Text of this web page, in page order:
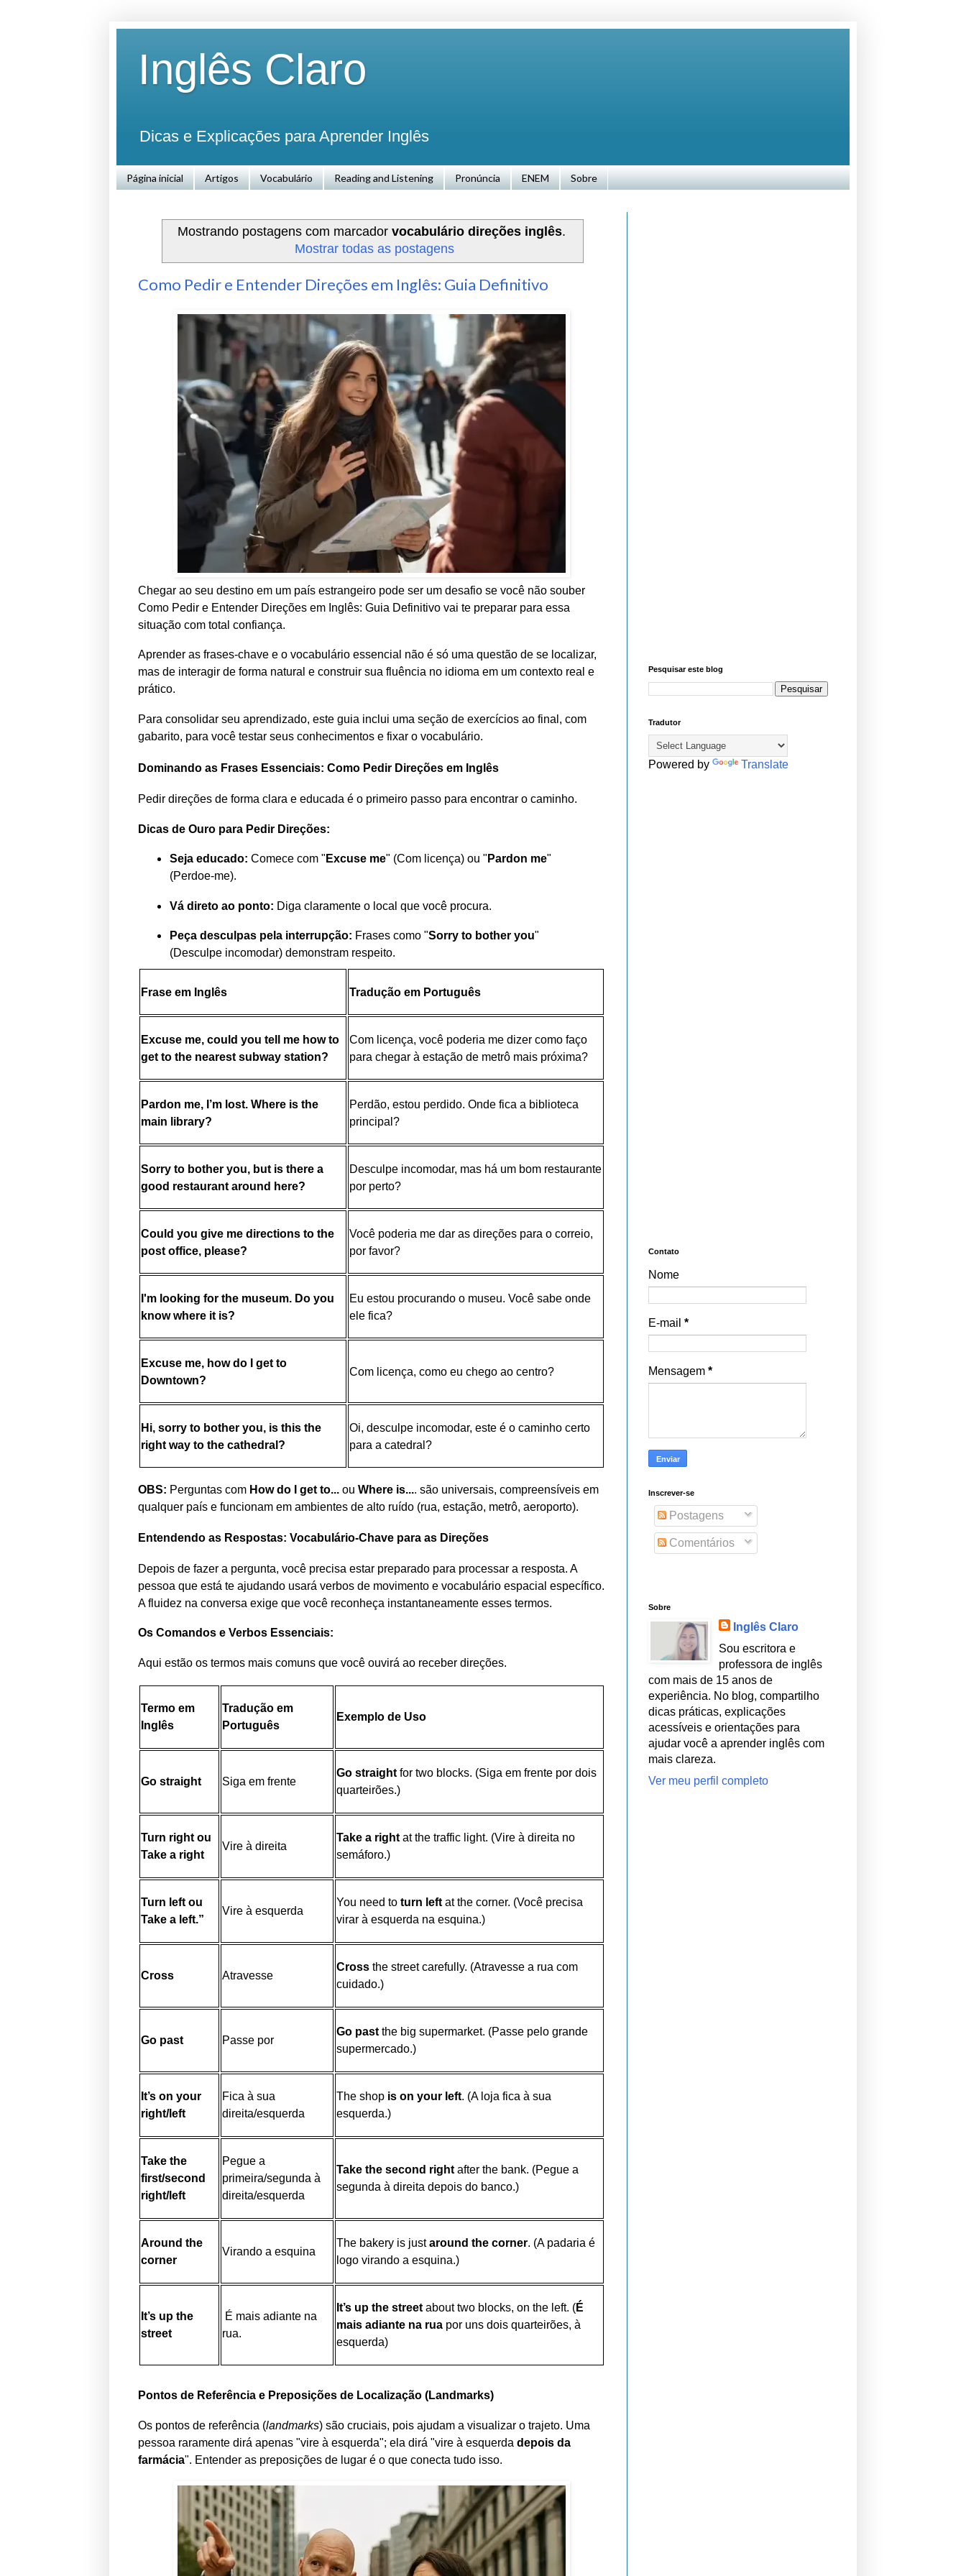
Inglês Claro
Dicas e Explicações para Aprender Inglês
Página inicial Artigos Vocabulário Reading and Listening Pronúncia ENEM Sobre
Mostrando postagens com marcador vocabulário direções inglês.
Mostrar todas as postagens
Como Pedir e Entender Direções em Inglês: Guia Definitivo
Chegar ao seu destino em um país estrangeiro pode ser um desafio se você não souber
Como Pedir e Entender Direções em Inglês: Guia Definitivo vai te preparar para essa
situação com total confiança.
Aprender as frases-chave e o vocabulário essencial não é só uma questão de se localizar,
mas de interagir de forma natural e construir sua fluência no idioma em um contexto real e
prático.
Para consolidar seu aprendizado, este guia inclui uma seção de exercícios ao final, com
gabarito, para você testar seus conhecimentos e fixar o vocabulário.
Dominando as Frases Essenciais: Como Pedir Direções em Inglês
Pedir direções de forma clara e educada é o primeiro passo para encontrar o caminho.
Dicas de Ouro para Pedir Direções:
Seja educado: Comece com " Excuse me" (Com licença) ou " Pardon me"
(Perdoe-me).
Vá direto ao ponto: Diga claramente o local que você procura.
Peça desculpas pela interrupção: Frases como "Sorry to bother you"
(Desculpe incomodar) demonstram respeito.
Frase em Inglês Tradução em Português
Excuse me, could you tell me how to
get to the nearest subway station?
Com licença, você poderia me dizer como faço
para chegar à estação de metrô mais próxima?
Pardon me, I’m lost. Where is the
main library?
Perdão, estou perdido. Onde fica a biblioteca
principal?
Sorry to bother you, but is there a
good restaurant around here?
Desculpe incomodar, mas há um bom restaurante
por perto?
Could you give me directions to the
post office, please?
Você poderia me dar as direções para o correio,
por favor?
I'm looking for the museum. Do you
know where it is?
Eu estou procurando o museu. Você sabe onde
ele fica?
Excuse me, how do I get to
Downtown?
Com licença, como eu chego ao centro?
Hi, sorry to bother you, is this the
right way to the cathedral?
Oi, desculpe incomodar, este é o caminho certo
para a catedral?
OBS: Perguntas com How do I get to... ou Where is.... são universais, compreensíveis em
qualquer país e funcionam em ambientes de alto ruído (rua, estação, metrô, aeroporto).
Entendendo as Respostas: Vocabulário-Chave para as Direções
Depois de fazer a pergunta, você precisa estar preparado para processar a resposta. A
pessoa que está te ajudando usará verbos de movimento e vocabulário espacial específico.
A fluidez na conversa exige que você reconheça instantaneamente esses termos.
Os Comandos e Verbos Essenciais:
Aqui estão os termos mais comuns que você ouvirá ao receber direções.
Termo em
Inglês
Tradução em
Português
Exemplo de Uso
Go straight Siga em frente
Go straightfor two blocks. (Siga em frente por dois
quarteirões.)
Turn right ou
Take a right
Vire à direita
Take a rightat the traffic light. (Vire à direita no
semáforo.)
Turn left ou
Take a left.”
Vire à esquerda
You need toturn leftat the corner. (Você precisa
virar à esquerda na esquina.)
Cross Atravesse
Cross the street carefully. (Atravesse a rua com
cuidado.)
Go past Passe por
Go pastthe big supermarket. (Passe pelo grande
supermercado.)
It’s on your
right/left
Fica à sua
direita/esquerda
The shop is on your left. (A loja fica à sua
esquerda.)
Take the
first/second
right/left
Pegue a
primeira/segunda à
direita/esquerda
Take the second rightafter the bank. (Pegue a
segunda à direita depois do banco.)
Around the
corner
Virando a esquina
The bakery is justaround the corner. (A padaria é
logo virando a esquina.)
It’s up the
street
É mais adiante na
rua.
It’s up the streetabout two blocks, on the left. (É
mais adiante na rua por uns dois quarteirões, à
esquerda)
Pontos de Referência e Preposições de Localização (Landmarks)
Os pontos de referência (landmarks) são cruciais, pois ajudam a visualizar o trajeto. Uma
pessoa raramente dirá apenas "vire à esquerda"; ela dirá "vire à esquerda depois da
farmácia". Entender as preposições de lugar é o que conecta tudo isso.
Pesquisar este blog
Tradutor
Powered by Translate
Contato
Nome
E-mail *
Mensagem *
Inscrever-se
Postagens
Comentários
Sobre
Inglês Claro
Sou escritora e
professora de inglês
com mais de 15 anos de
experiência. No blog, compartilho
dicas práticas, explicações
acessíveis e orientações para
ajudar você a aprender inglês com
mais clareza.
Ver meu perfil completo